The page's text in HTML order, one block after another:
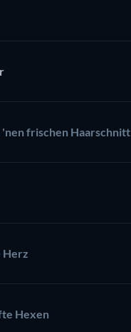
frischen Haarschnitt
Herz
Hexen